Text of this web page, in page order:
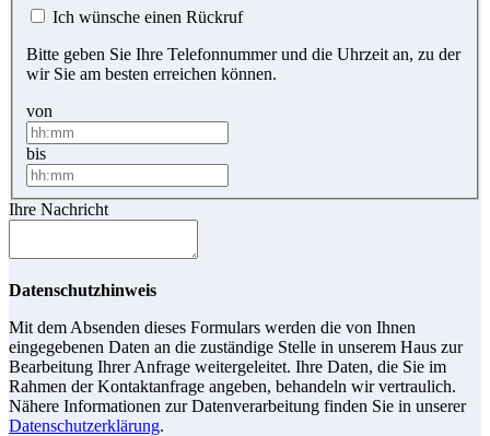
Ich wünsche einen Rückruf
Bitte geben Sie Ihre Telefonnummer und die Uhrzeit an, zu der
wir Sie am besten erreichen können.
von
bis
Ihre Nachricht
Datenschutzhinweis
Mit dem Absenden dieses Formulars werden die von Ihnen
eingegebenen Daten an die zuständige Stelle in unserem Haus zur
Bearbeitung Ihrer Anfrage weitergeleitet. Ihre Daten, die Sie im
Rahmen der Kontaktanfrage angeben, behandeln wir vertraulich.
Nähere Informationen zur Datenverarbeitung finden Sie in unserer
Datenschutzerklärung.